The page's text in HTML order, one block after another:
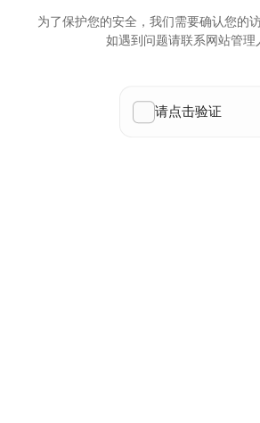
为了保护您的安全，我们需要确认您的
如遇到问题请联系网站管理